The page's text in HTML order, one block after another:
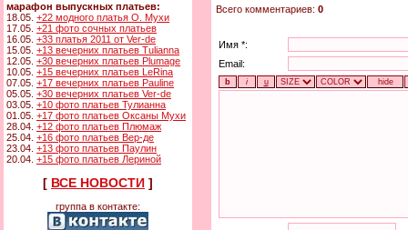
марафон выпускных платьев:
18.05. +22 модного платья О. Мухи
17.05. +21 фото сочных платьев
16.05. +33 платья 2011 от Ver-de
15.05. +13 вечерних платьев Tulianna
12.05. +30 вечерних платьев Plumage
10.05. +15 вечерних платьев LeRina
07.05. +17 вечерних платьев Pauline
05.05. +30 вечерних платьев Ver-de
03.05. +10 фото платьев Тулианна
01.05. +17 фото платьев Оксаны Мухи
28.04. +12 фото платьев Плюмаж
25.04. +16 фото платьев Вер-де
23.04. +13 фото платьев Паулин
20.04. +15 фото платьев Лериной
[ ВСЕ НОВОСТИ ]
группа в контакте:
Всего комментариев: 0
Имя *:
Email: